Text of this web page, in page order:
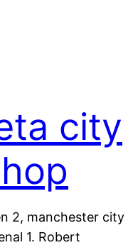
city
2, manchester city
1. Robert